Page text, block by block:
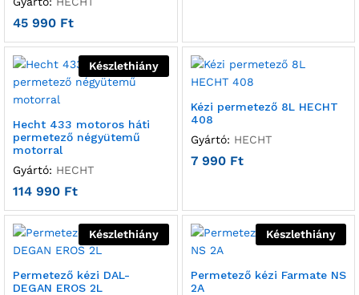
45 990 Ft
Készlethiány
Hecht 433 motoros háti
permetező négyütemű
motorral
Gyártó: HECHT
114 990 Ft
Kézi permetező 8L HECHT
408
Gyártó: HECHT
7 990 Ft
Készlethiány
Permetező kézi DAL-
DEGAN EROS 2L
Készlethiány
Permetező kézi Farmate NS
2A